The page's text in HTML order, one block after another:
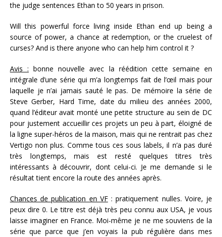
the judge sentences Ethan to 50 years in prison.
Will this powerful force living inside Ethan end up being a
source of power, a chance at redemption, or the cruelest of
curses? And is there anyone who can help him control it ?
Avis : bonne nouvelle avec la réédition cette semaine en
intégrale d’une série qui m’a longtemps fait de l’œil mais pour
laquelle je n’ai jamais sauté le pas. De mémoire la série de
Steve Gerber, Hard Time, date du milieu des années 2000,
quand l’éditeur avait monté une petite structure au sein de DC
pour justement accueillir ces projets un peu à part, éloigné de
la ligne super-héros de la maison, mais qui ne rentrait pas chez
Vertigo non plus. Comme tous ces sous labels, il n’a pas duré
très longtemps, mais est resté quelques titres très
intéressants à découvrir, dont celui-ci. Je me demande si le
résultat tient encore la route des années après.
Chances de publication en VF: pratiquement nulles. Voire, je
peux dire 0. Le titre est déjà très peu connu aux USA, je vous
laisse imaginer en France. Moi-même je ne me souviens de la
série que parce que j’en voyais la pub régulière dans mes